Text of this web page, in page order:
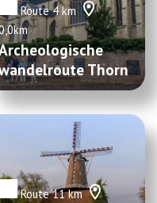
Route 4 km
Thorn
Route 11 km